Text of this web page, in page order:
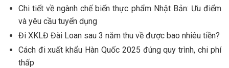
Chi tiết về ngành chế biến thực phẩm Nhật Bản: Ưu điểm
và yêu cầu tuyển dụng
Đi XKLĐ Đài Loan sau 3 năm thu về được bao nhiêu tiền?
Cách đi xuất khẩu Hàn Quốc 2025 đúng quy trình, chi phí
thấp